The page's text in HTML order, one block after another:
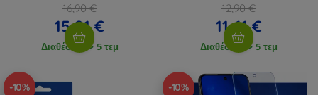
16,90 €
15,21 €
Διαθέσιμο > 5 τεμ
12,90 €
11,61 €
Διαθέσιμο > 5 τεμ
-10% -10%